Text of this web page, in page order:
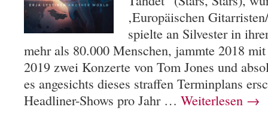
‚Europäischen
spielte an Silvester in
mehr als 80.000 Menschen, jammte 2018
2019 zwei Konzerte von Tom Jones und
es angesichts dieses straffen Terminplans
Headliner-Shows pro Jahr … Weiterlesen →